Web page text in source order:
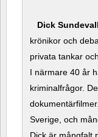
Dick Sundevall
krönikor och
privata tankar
I närmare 40 år
kriminalfrågor.
Sverige, och
Dick är mångfalt